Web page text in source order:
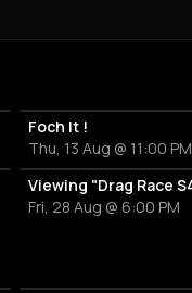
Foch It !
Thu, 13 Aug @ 11:00 PM
Fri, 28 Aug @ 6:00 PM